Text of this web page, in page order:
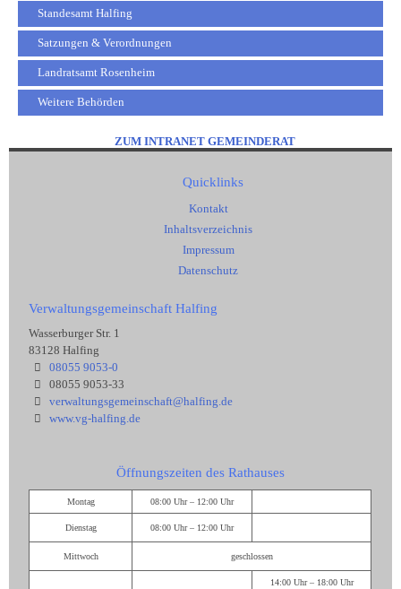
Standesamt Halfing
Satzungen & Verordnungen
Landratsamt Rosenheim
Weitere Behörden
ZUM INTRANET GEMEINDERAT
Quicklinks
Kontakt
Inhaltsverzeichnis
Impressum
Datenschutz
Verwaltungsgemeinschaft Halfing
Wasserburger Str. 1
83128 Halfing
08055 9053-0
08055 9053-33
verwaltungsgemeinschaft@halfing.de
www.vg-halfing.de
Öffnungszeiten des Rathauses
Montag 08:00 Uhr – 12:00 Uhr
Dienstag 08:00 Uhr – 12:00 Uhr
Mittwoch geschlossen
14:00 Uhr – 18:00 Uhr